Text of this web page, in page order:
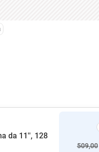
da 11'', 128
509,00